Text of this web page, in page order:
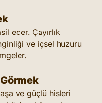
eder. Çayırlık
ve içsel huzuru
Görmek
ve güçlü hisleri